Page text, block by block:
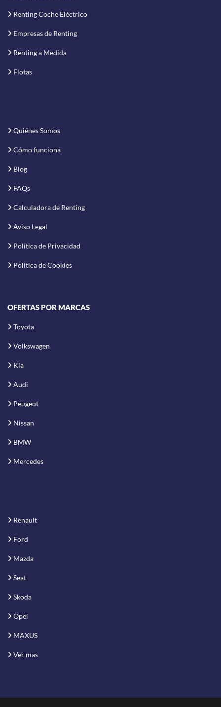
Renting Coche Eléctrico
Empresas de Renting
Renting a Medida
Flotas
Quiénes Somos
Cómo funciona
Blog
FAQs
Calculadora de Renting
Aviso Legal
Política de Privacidad
Política de Cookies
OFERTAS POR MARCAS
Toyota
Volkswagen
Kia
Audi
Peugeot
Nissan
BMW
Mercedes
Renault
Ford
Mazda
Seat
Skoda
Opel
MAXUS
Ver mas